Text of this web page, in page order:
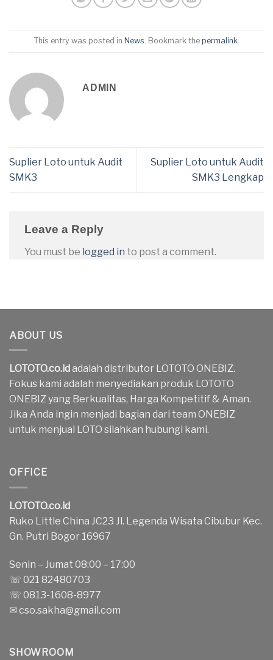
This entry was posted in News. Bookmark the permalink.
ADMIN
Suplier Loto untuk Audit
SMK3
Suplier Loto untuk Audit
SMK3 Lengkap
Leave a Reply
You must be logged in to post a comment.
ABOUT US
LOTOTO.co.id adalah distributor LOTOTO ONEBIZ.
Fokus kami adalah menyediakan produk LOTOTO
ONEBIZ yang Berkualitas, Harga Kompetitif & Aman.
Jika Anda ingin menjadi bagian dari team ONEBIZ
untuk menjual LOTO silahkan hubungi kami.
OFFICE
LOTOTO.co.id
Ruko Little China JC23 Jl. Legenda Wisata Cibubur Kec.
Gn. Putri Bogor 16967
Senin – Jumat 08:00 – 17:00
☏ 021 82480703
☏ 0813-1608-8977
✉cso.sakha@gmail.com
SHOWROOM